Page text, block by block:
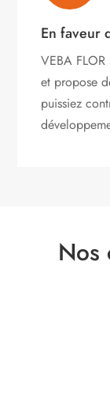
En faveur
VEBA
et propose
puissiez
Nos